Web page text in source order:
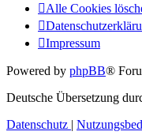
Alle Cookies
Impressum
Powered by phpBB®
Deutsche Übersetzung
Datenschutz |